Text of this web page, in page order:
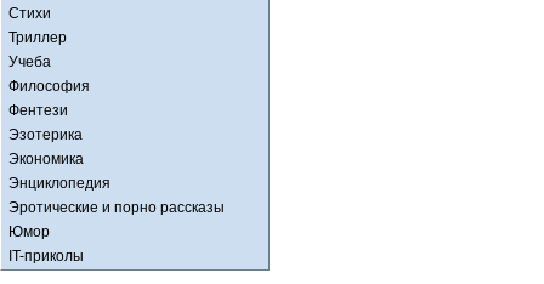
Стихи
Триллер
Учеба
Философия
Фентези
Эзотерика
Экономика
Энциклопедия
Эротические и порно рассказы
Юмор
IT-приколы